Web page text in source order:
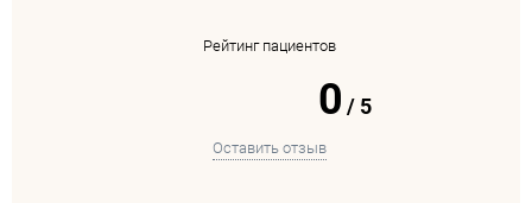
Рейтинг пациентов
0 /5
Оставить отзыв